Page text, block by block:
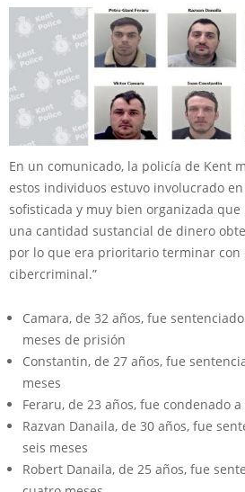
En un comunicado, la policía de Kent
estos individuos estuvo involucrado
sofisticada y muy bien organizada
una cantidad sustancial de dinero
por lo que era prioritario terminar con
cibercriminal.”
Camara, de 32 años, fue
meses de prisión
Constantin, de 27 años, fue
meses
Feraru, de 23 años, fue condenado
Razvan Danaila, de 30 años, fue
seis meses
Robert Danaila, de 25 años, fue